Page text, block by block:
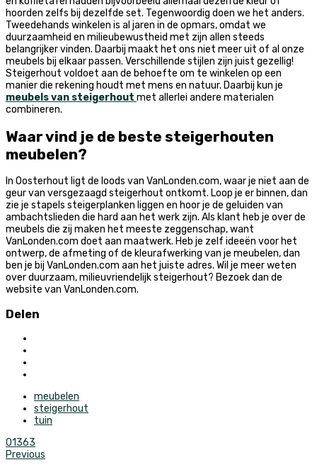
hoorden zelfs bij dezelfde set. Tegenwoordig doen we het anders.
Tweedehands winkelen is al jaren in de opmars, omdat we
duurzaamheid en milieubewustheid met zijn allen steeds
belangrijker vinden. Daarbij maakt het ons niet meer uit of al onze
meubels bij elkaar passen. Verschillende stijlen zijn juist gezellig!
Steigerhout voldoet aan de behoefte om te winkelen op een
manier die rekening houdt met mens en natuur. Daarbij kun je
meubels van steigerhout met allerlei andere materialen
combineren.
Waar vind je de beste steigerhouten
meubelen?
In Oosterhout ligt de loods van VanLonden.com, waar je niet aan de
geur van versgezaagd steigerhout ontkomt. Loop je er binnen, dan
zie je stapels steigerplanken liggen en hoor je de geluiden van
ambachtslieden die hard aan het werk zijn. Als klant heb je over de
meubels die zij maken het meeste zeggenschap, want
VanLonden.com doet aan maatwerk. Heb je zelf ideeën voor het
ontwerp, de afmeting of de kleurafwerking van je meubelen, dan
ben je bij VanLonden.com aan het juiste adres. Wil je meer weten
over duurzaam, milieuvriendelijk steigerhout? Bezoek dan de
website van VanLonden.com.
Delen
meubelen
steigerhout
tuin
01363
Previous